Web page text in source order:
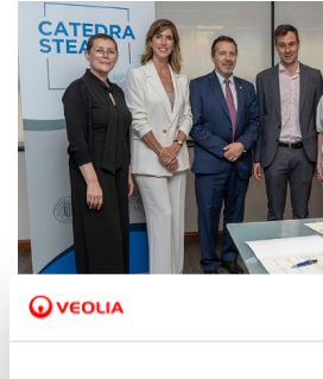
13 JUN 2022